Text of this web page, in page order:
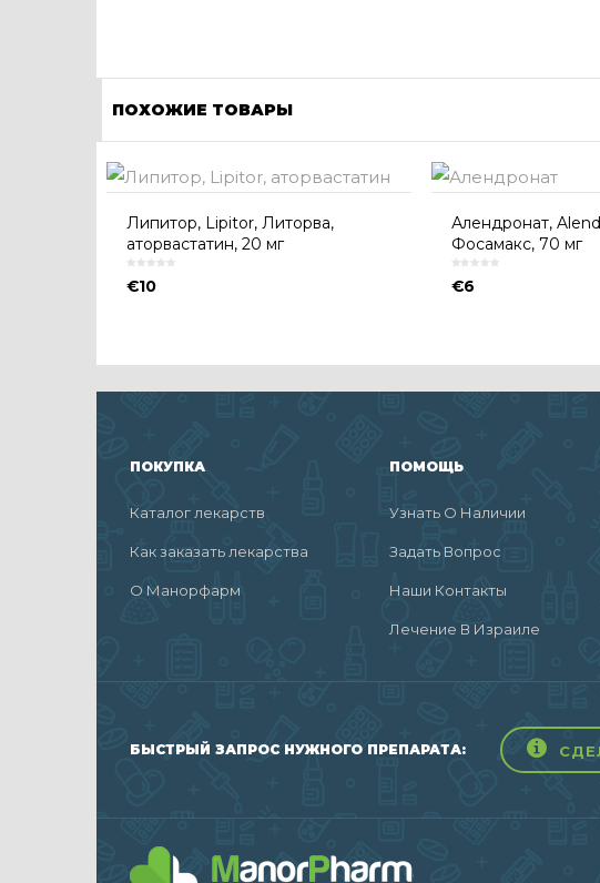
ПОХОЖИЕ ТОВАРЫ
Липитор, Lipitor, Литорва,
аторвастатин, 20 мг
€10
Алендронат,
Фосамакс, 70 мг
€6
ПОКУПКА
Каталог лекарств
Как заказать лекарства
О Манорфарм
ПОМОЩЬ
Узнать О Наличии
Задать Вопрос
Наши Контакты
Лечение В Израиле
БЫСТРЫЙ ЗАПРОС НУЖНОГО ПРЕПАРАТА: